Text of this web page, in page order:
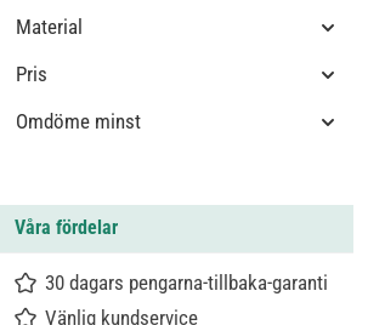
Material
Pris
Omdöme minst
Våra fördelar
30 dagars pengarna-tillbaka-garanti
Vänlig kundservice